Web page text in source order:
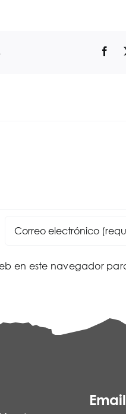
en este navegador